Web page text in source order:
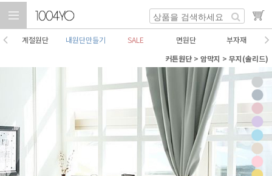
계절원단 내원단만들기 SALE 면원단
부자재
커튼원단 > 암막지 > 무지(솔리드)